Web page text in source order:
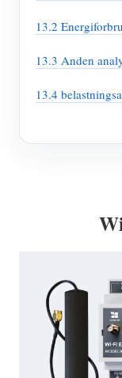
13.2
13.3 Anden
13.4